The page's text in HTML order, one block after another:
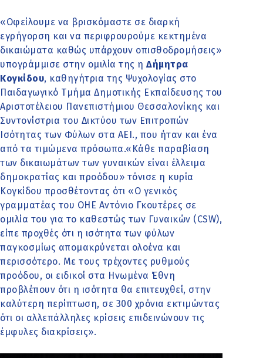
«Οφείλουμε να βρισκόμαστε σε διαρκή
εγρήγορση και να περιφρουρούμε κεκτημένα
δικαιώματα καθώς υπάρχουν οπισθοδρομήσεις»
υπογράμμισε στην ομιλία της η Δήμητρα
Κογκίδου, καθηγήτρια της Ψυχολογίας στο
Παιδαγωγικό Τμήμα Δημοτικής Εκπαίδευσης του
Αριστοτέλειου Πανεπιστήμιου Θεσσαλονίκης και
Συντονίστρια του Δικτύου των Επιτροπών
Ισότητας των Φύλων στα ΑΕΙ., που ήταν και ένα
από τα τιμώμενα πρόσωπα.«Κάθε παραβίαση
των δικαιωμάτων των γυναικών είναι έλλειμα
δημοκρατίας και προόδου» τόνισε η κυρία
Κογκίδου προσθέτοντας ότι «Ο γενικός
γραμματέας του ΟΗΕ Αντόνιο Γκουτέρες σε
ομιλία του για το καθεστώς των Γυναικών (CSW),
είπε προχθές ότι η ισότητα των φύλων
παγκοσμίως απομακρύνεται ολοένα και
περισσότερο. Με τους τρέχοντες ρυθμούς
προόδου, οι ειδικοί στα Ηνωμένα Έθνη
προβλέπουν ότι η ισότητα θα επιτευχθεί, στην
καλύτερη περίπτωση, σε 300 χρόνια εκτιμώντας
ότι οι αλλεπάλληλες κρίσεις επιδεινώνουν τις
έμφυλες διακρίσεις».